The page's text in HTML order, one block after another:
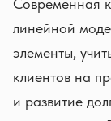
Современная
линейной
элементы,
клиентов на
и развитие